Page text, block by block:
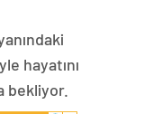
hayatını
bekliyor.